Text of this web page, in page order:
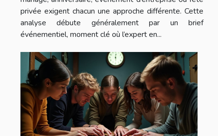
privée exigent chacun une approche différente. Cette
analyse débute généralement par un brief
événementiel, moment clé où l’expert en...